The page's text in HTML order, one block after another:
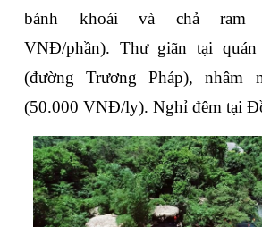
bánh khoái và chả ram
VNĐ/phần). Thư giãn tại
(đường Trương Pháp),
(50.000 VNĐ/ly). Nghỉ đêm tại